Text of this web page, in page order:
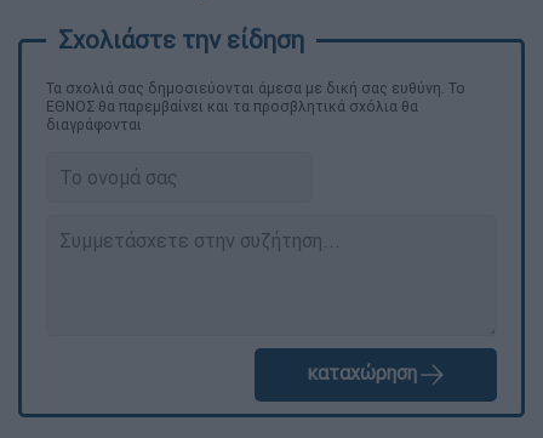
Τα σχολιά σας δημοσιεύονται άμεσα με δική σας ευθύνη. Το
ΕΘΝΟΣ θα παρεμβαίνει και τα προσβλητικά σχόλια θα
διαγράφονται
καταχώρηση